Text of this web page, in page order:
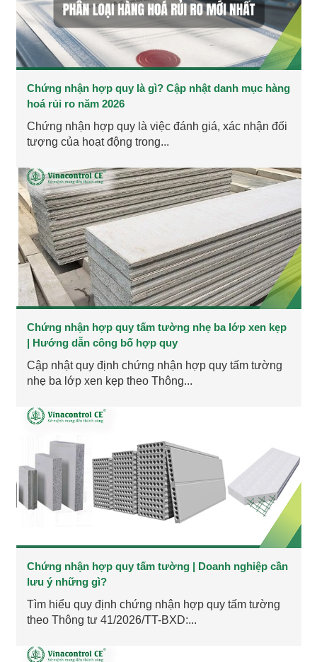
Chứng nhận hợp quy là gì? Cập nhật danh mục hàng
hoá rủi ro năm 2026
Chứng nhận hợp quy là việc đánh giá, xác nhận đối
tượng của hoạt động trong...
Chứng nhận hợp quy tấm tường nhẹ ba lớp xen kẹp
| Hướng dẫn công bố hợp quy
Cập nhật quy định chứng nhận hợp quy tấm tường
nhẹ ba lớp xen kẹp theo Thông...
Chứng nhận hợp quy tấm tường | Doanh nghiệp cần
lưu ý những gì?
Tìm hiểu quy định chứng nhận hợp quy tấm tường
theo Thông tư 41/2026/TT-BXD:...